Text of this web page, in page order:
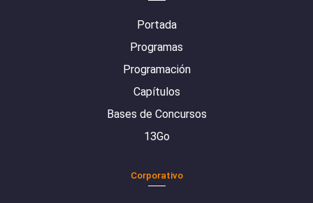
Portada
Programas
Programación
Capítulos
Bases de Concursos
13Go
Corporativo